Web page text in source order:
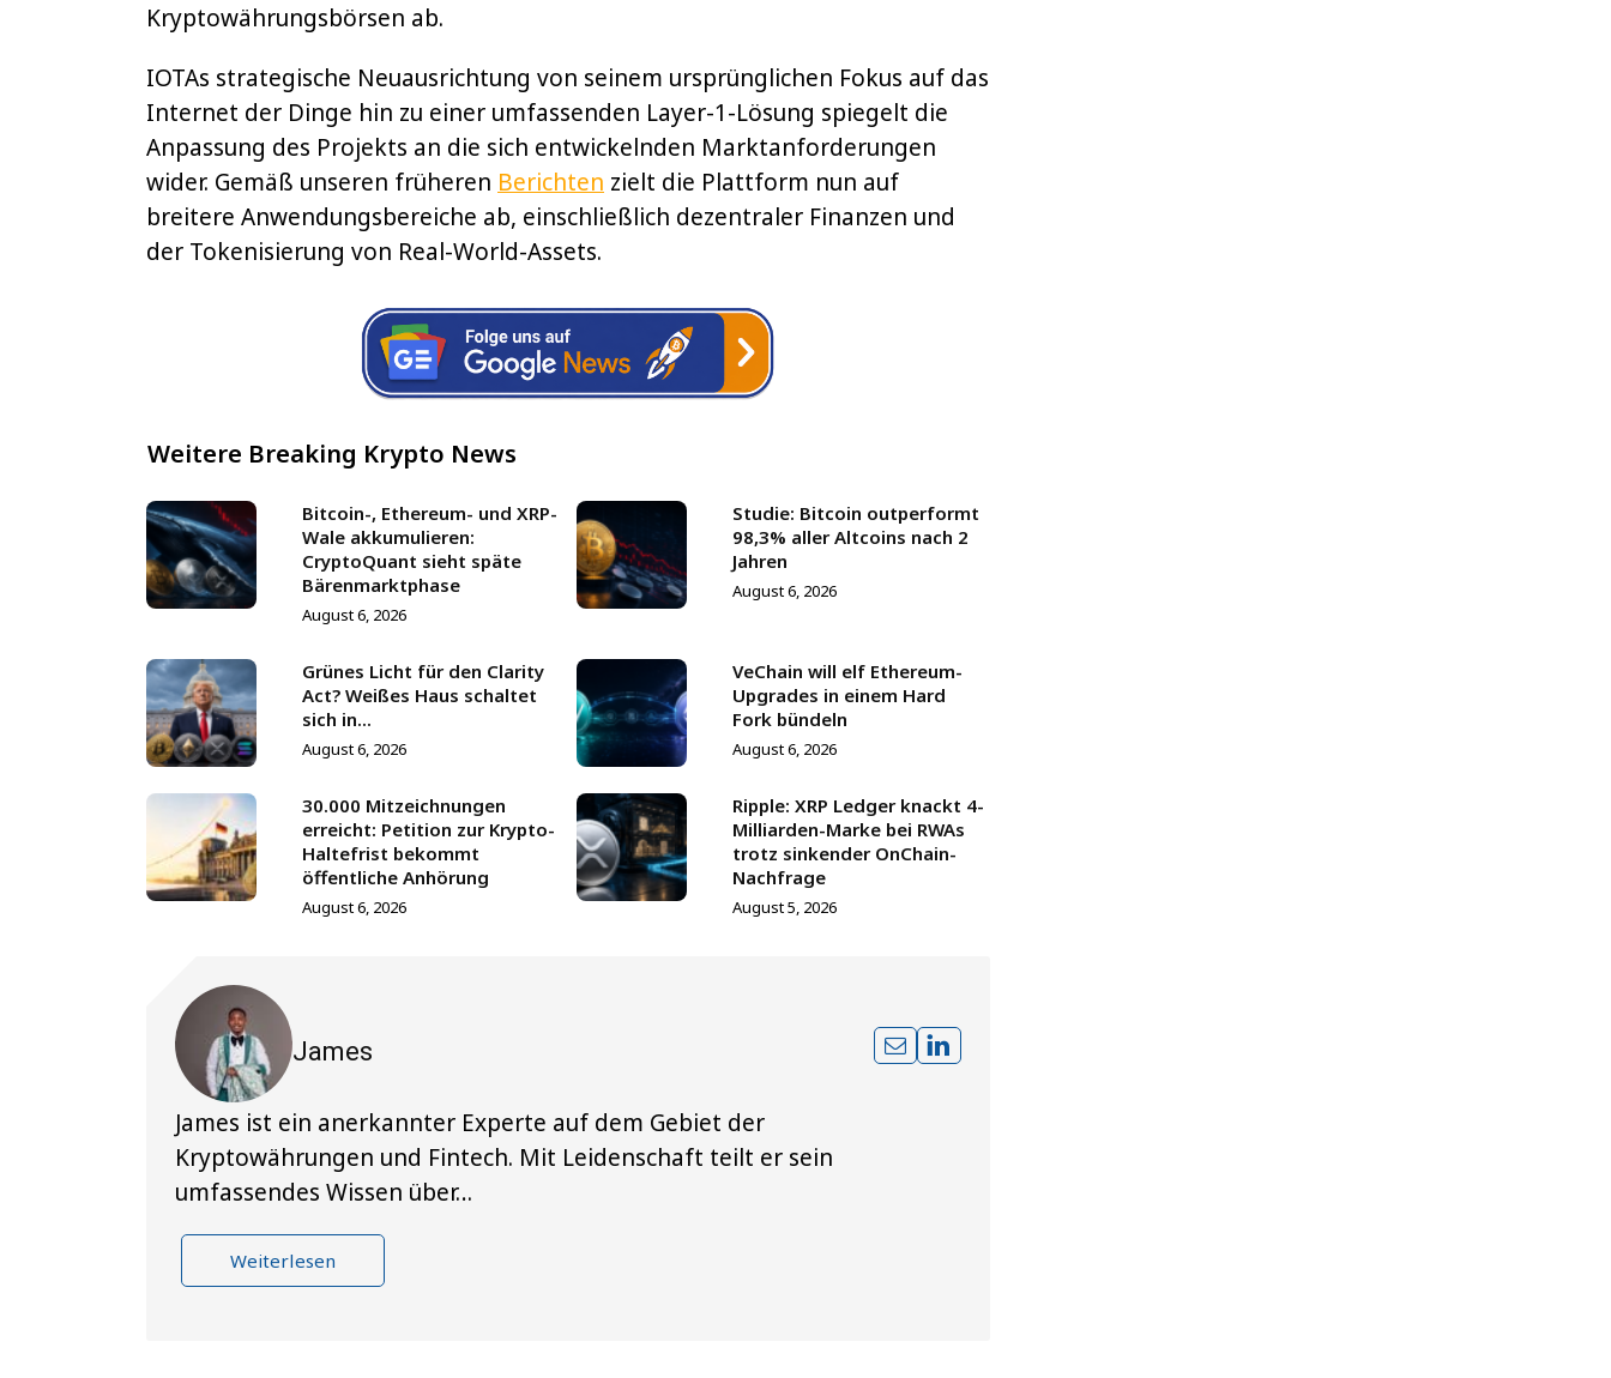
Kryptowährungsbörsen ab.
IOTAs strategische Neuausrichtung von seinem ursprünglichen Fokus auf das
Internet der Dinge hin zu einer umfassenden Layer-1-Lösung spiegelt die
Anpassung des Projekts an die sich entwickelnden Marktanforderungen
wider. Gemäß unseren früheren Berichten zielt die Plattform nun auf
breitere Anwendungsbereiche ab, einschließlich dezentraler Finanzen und
der Tokenisierung von Real-World-Assets.
Weitere Breaking Krypto News
Bitcoin-, Ethereum- und XRP-
Wale akkumulieren:
CryptoQuant sieht späte
Bärenmarktphase
August 6, 2026
Studie: Bitcoin outperformt
98,3% aller Altcoins nach 2
Jahren
August 6, 2026
Grünes Licht für den Clarity
Act? Weißes Haus schaltet
sich in...
August 6, 2026
VeChain will elf Ethereum-
Upgrades in einem Hard
Fork bündeln
August 6, 2026
30.000 Mitzeichnungen
erreicht: Petition zur Krypto-
Haltefrist bekommt
öffentliche Anhörung
August 6, 2026
Ripple: XRP Ledger knackt 4-
Milliarden-Marke bei RWAs
trotz sinkender OnChain-
Nachfrage
August 5, 2026
James
James ist ein anerkannter Experte auf dem Gebiet der
Kryptowährungen und Fintech. Mit Leidenschaft teilt er sein
umfassendes Wissen über…
Weiterlesen